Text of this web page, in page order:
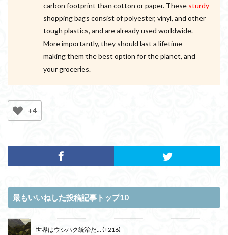
carbon footprint than cotton or paper. These sturdy
shopping bags consist of polyester, vinyl, and other
tough plastics, and are already used worldwide.
More importantly, they should last a lifetime –
making them the best option for the planet, and
your groceries.
+4
最もいいねした投稿記事トップ10
世界はウシハク統治だ... +216